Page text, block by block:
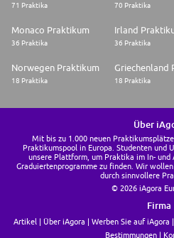
71 Praktika 70 Praktika
Monaco Praktikum
36 Praktika
Irland
36 Praktika
Norwegen Praktikum
18 Praktika 18 Praktika
Über
Mit bis zu 1.000 neuen
Praktikumspool in Europa. Studenten und
unsere Plattform, um Praktika im In- und
Graduiertenprogramme zu finden. Wir
durch sinnvollere
© 2026 iAgora
Firma
Artikel Über iAgora Werben Sie auf iAgora
Bestimmungen